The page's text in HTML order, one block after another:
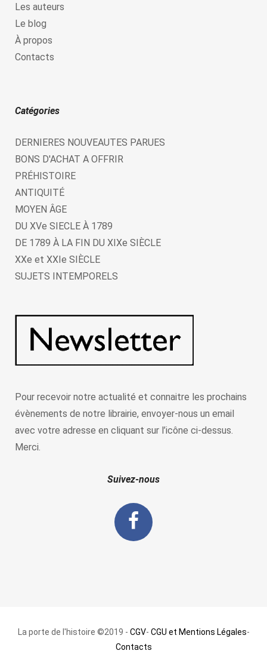
Les auteurs
Le blog
À propos
Contacts
Catégories
DERNIERES NOUVEAUTES PARUES
BONS D'ACHAT A OFFRIR
PRÉHISTOIRE
ANTIQUITÉ
MOYEN ÂGE
DU XVe SIECLE À 1789
DE 1789 À LA FIN DU XIXe SIÈCLE
XXe et XXIe SIÈCLE
SUJETS INTEMPORELS
Pour recevoir notre actualité et connaitre les prochains
évènements de notre librairie, envoyer-nous un email
avec votre adresse en cliquant sur l’icône ci-dessus.
Merci.
Suivez-nous
La porte de l'histoire ©2019 - CGV- CGU et Mentions Légales-
Contacts